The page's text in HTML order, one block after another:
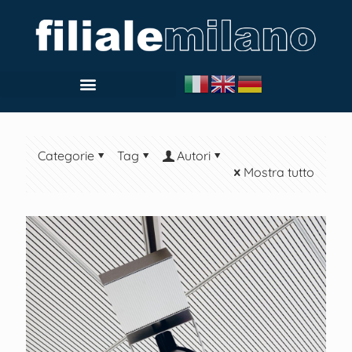
Categorie Tag
Autori
Mostra tutto